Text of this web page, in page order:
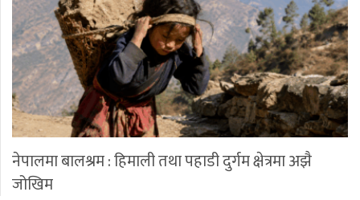
नेपालमा बालश्रम : हिमाली तथा पहाडी दुर्गम क्षेत्रमा अझै
जोखिम